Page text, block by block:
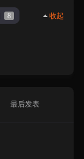
收起
8
最后发表